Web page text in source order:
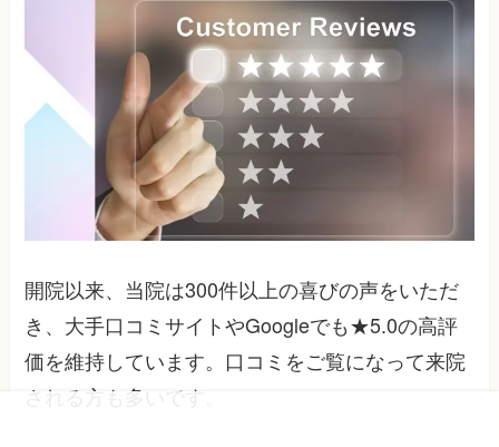
開院以来、当院は300件以上の喜びの声をいただ
き、大手口コミサイトやGoogleでも★5.0の高評
価を維持しています。口コミをご覧になって来院
される方も多いです。